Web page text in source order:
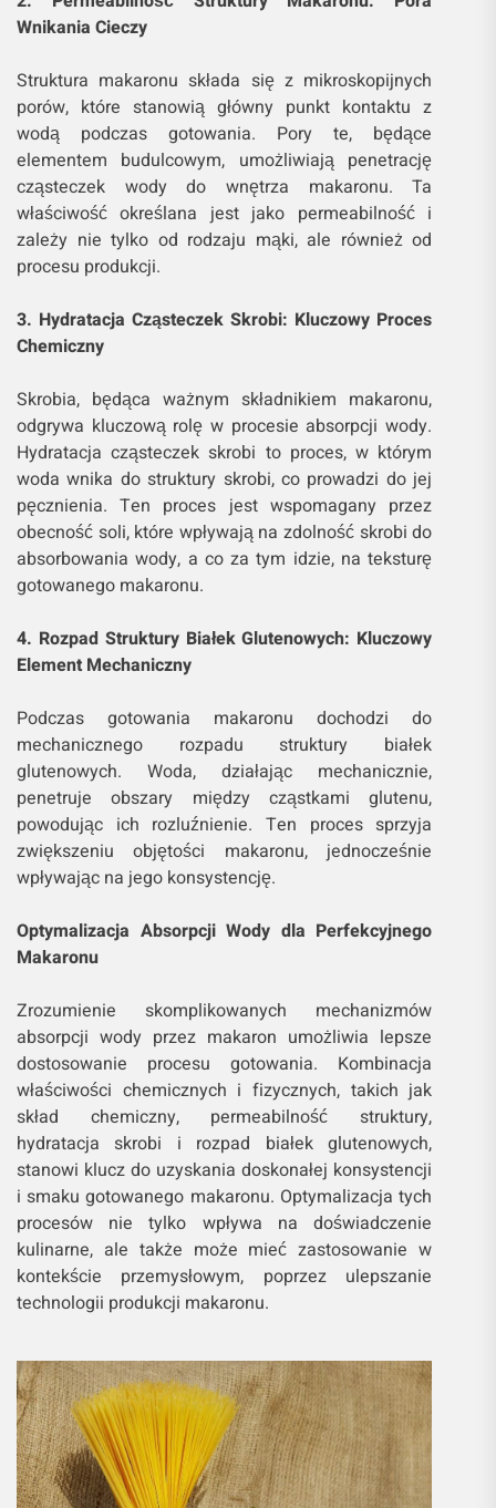
Wnikania Cieczy
Struktura makaronu składa się z mikroskopijnych
porów, które stanowią główny punkt kontaktu z
wodą podczas gotowania. Pory te, będące
elementem budulcowym, umożliwiają penetrację
cząsteczek wody do wnętrza makaronu. Ta
właściwość określana jest jako permeabilność i
zależy nie tylko od rodzaju mąki, ale również od
procesu produkcji.
3. Hydratacja Cząsteczek Skrobi: Kluczowy Proces
Chemiczny
Skrobia, będąca ważnym składnikiem makaronu,
odgrywa kluczową rolę w procesie absorpcji wody.
Hydratacja cząsteczek skrobi to proces, w którym
woda wnika do struktury skrobi, co prowadzi do jej
pęcznienia. Ten proces jest wspomagany przez
obecność soli, które wpływają na zdolność skrobi do
absorbowania wody, a co za tym idzie, na teksturę
gotowanego makaronu.
4. Rozpad Struktury Białek Glutenowych: Kluczowy
Element Mechaniczny
Podczas gotowania makaronu dochodzi do
mechanicznego rozpadu struktury białek
glutenowych. Woda, działając mechanicznie,
penetruje obszary między cząstkami glutenu,
powodując ich rozluźnienie. Ten proces sprzyja
zwiększeniu objętości makaronu, jednocześnie
wpływając na jego konsystencję.
Optymalizacja Absorpcji Wody dla Perfekcyjnego
Makaronu
Zrozumienie skomplikowanych mechanizmów
absorpcji wody przez makaron umożliwia lepsze
dostosowanie procesu gotowania. Kombinacja
właściwości chemicznych i fizycznych, takich jak
skład chemiczny, permeabilność struktury,
hydratacja skrobi i rozpad białek glutenowych,
stanowi klucz do uzyskania doskonałej konsystencji
i smaku gotowanego makaronu. Optymalizacja tych
procesów nie tylko wpływa na doświadczenie
kulinarne, ale także może mieć zastosowanie w
kontekście przemysłowym, poprzez ulepszanie
technologii produkcji makaronu.